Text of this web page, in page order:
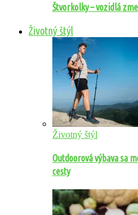
Štvorkolky – vozidlá
Životný štýl
Životný štýl
Outdoorová výbava sa
cesty